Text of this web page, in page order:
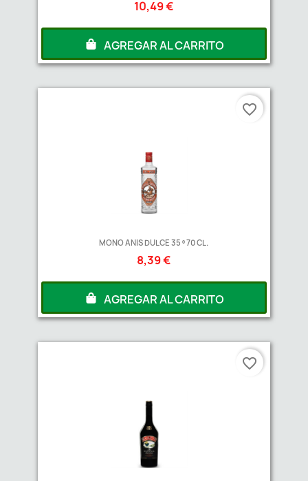
10,49 €
AGREGAR AL CARRITO
MONO ANIS DULCE 35 º 70 CL.
8,39 €
AGREGAR AL CARRITO
favorite_border
favorite_border